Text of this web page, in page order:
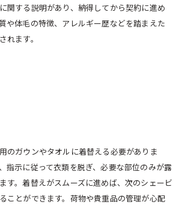
関する説明があり、納得してから契約に進め
や体毛の特徴、アレルギー歴などを踏まえた
れます。
のガウンやタオルに着替える必要がありま
指示に従って衣類を脱ぎ、必要な部位のみが露
す。着替えがスムーズに進めば、次のシェービ
ことができます。荷物や貴重品の管理が心配